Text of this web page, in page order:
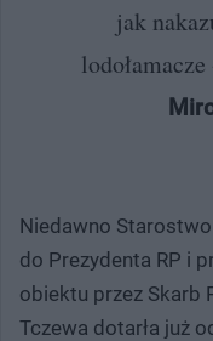
jak
Niedawno
do Prezydenta RP i
obiektu przez Skarb
Tczewa dotarła już